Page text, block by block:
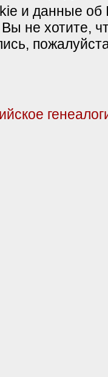
и данные об
не хотите,